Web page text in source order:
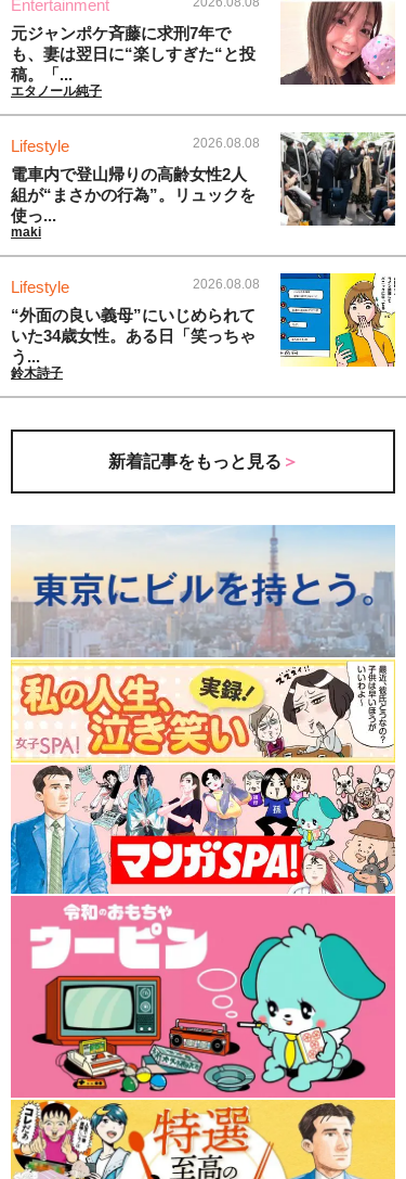
Entertainment
元ジャンポケ斉藤に求刑7年で
も、妻は翌日に“楽しすぎた“と投
稿。「...
エタノール純子
Lifestyle 2026.08.08
電車内で登山帰りの高齢女性2人
組が“まさかの行為”。リュックを
使っ...
maki
Lifestyle 2026.08.08
“外面の良い義母”にいじめられて
いた34歳女性。ある日「笑っちゃ
う...
鈴木詩子
新着記事をもっと見る